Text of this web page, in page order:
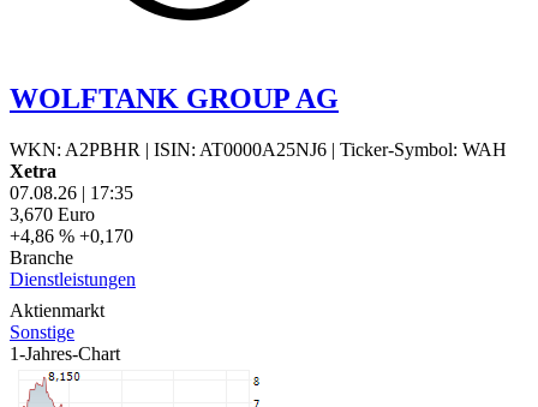
WOLFTANK GROUP AG
WKN: A2PBHR | ISIN: AT0000A25NJ6 | Ticker-Symbol: WAH
Xetra
07.08.26 | 17:35
3,670 Euro
+4,86 % +0,170
Branche
Dienstleistungen
Aktienmarkt
Sonstige
1-Jahres-Chart